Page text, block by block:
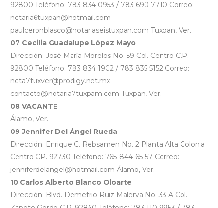
92800 Teléfono: 783 834 0953 / 783 690 7710 Correo:
notaria6tuxpan@hotmail.com
paulceronblasco@notariaseistuxpan.com Tuxpan, Ver.
07 Cecilia Guadalupe López Mayo
Dirección: José María Morelos No. 59 Col. Centro C.P.
92800 Teléfono: 783 834 1902 / 783 835 5152 Correo:
nota7tuxver@prodigy.net.mx
contacto@notaria7tuxpam.com Tuxpan, Ver.
08 VACANTE
Álamo, Ver.
09 Jennifer Del Ángel Rueda
Dirección: Enrique C. Rebsamen No. 2 Planta Alta Colonia
Centro CP. 92730 Teléfono: 765-844-65-57 Correo:
jenniferdelangel@hotmail.com Álamo, Ver.
10 Carlos Alberto Blanco Oloarte
Dirección: Blvd. Demetrio Ruiz Malerva No. 33 A Col.